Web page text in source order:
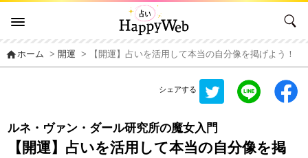
homeホーム > 開運 > 【開運】占いを活用して本当の自分像を掲げよう！
シェアする
ルネ・ヴァン・ダール研究所の魔女入門
【開運】占いを活用して本当の自分像を掲